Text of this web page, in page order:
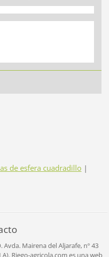
de esfera cuadradillo |
Avda. Mairena del Aljarafe, nº 43
Riego-agricola.com es una web